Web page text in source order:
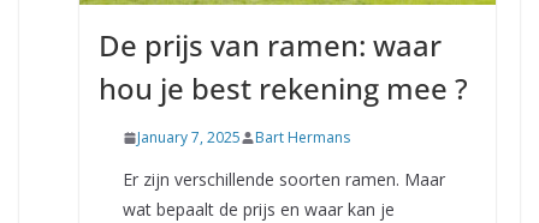
De prijs van ramen: waar
hou je best rekening mee ?
January 7, 2025 Bart Hermans
Er zijn verschillende soorten ramen. Maar
wat bepaalt de prijs en waar kan je